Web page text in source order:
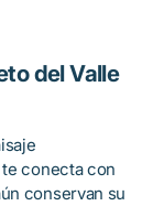
del Valle
conecta con
conservan su